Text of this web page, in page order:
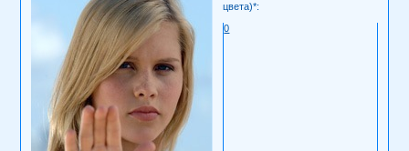
цвета)*:
0